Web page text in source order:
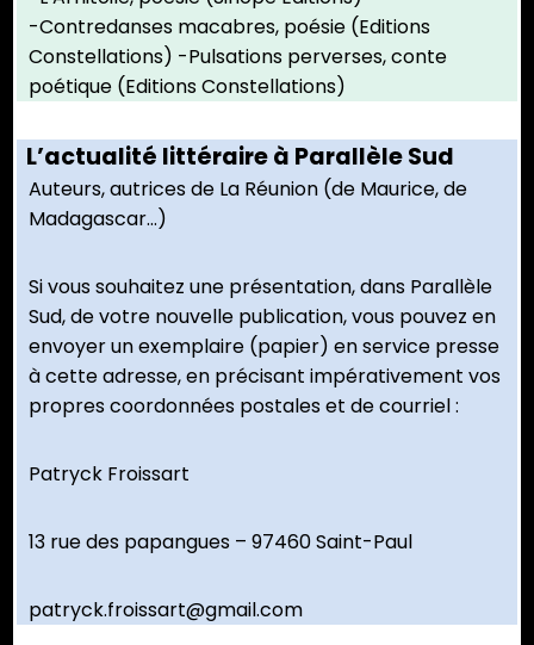
-Contredanses macabres, poésie (Editions
Constellations) -Pulsations perverses, conte
poétique (Editions Constellations)
L’actualité littéraire à Parallèle Sud
Auteurs, autrices de La Réunion (de Maurice, de
Madagascar…)
Si vous souhaitez une présentation, dans Parallèle
Sud, de votre nouvelle publication, vous pouvez en
envoyer un exemplaire (papier) en service presse
à cette adresse, en précisant impérativement vos
propres coordonnées postales et de courriel :
Patryck Froissart
13 rue des papangues – 97460 Saint-Paul
patryck.froissart@gmail.com